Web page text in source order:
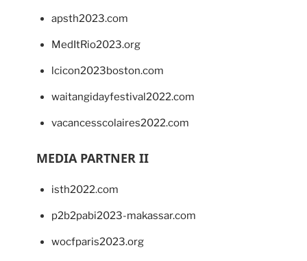
apsth2023.com
MedItRio2023.org
lcicon2023boston.com
waitangidayfestival2022.com
vacancesscolaires2022.com
MEDIA PARTNER II
isth2022.com
p2b2pabi2023-makassar.com
wocfparis2023.org